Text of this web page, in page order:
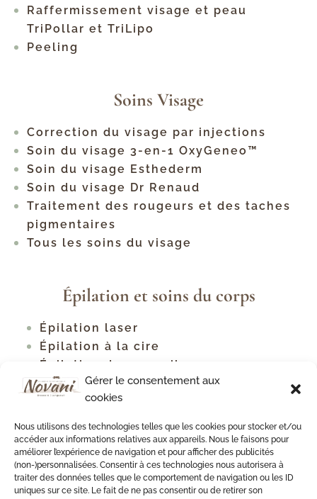
Gérer le consentement aux
cookies
Nous utilisons des technologies telles que les cookies pour stocker et/ou
accéder aux informations relatives aux appareils. Nous le faisons pour
améliorer l’expérience de navigation et pour afficher des publicités
(non-)personnalisées. Consentir à ces technologies nous autorisera à
traiter des données telles que le comportement de navigation ou les ID
uniques sur ce site. Le fait de ne pas consentir ou de retirer son
Raffermissement visage et peau
TriPollar et TriLipo
Peeling
Soins Visage
Correction du visage par injections
Soin du visage 3-en-1 OxyGeneo™
Soin du visage Esthederm
Soin du visage Dr Renaud
Traitement des rougeurs et des taches
pigmentaires
Tous les soins du visage
Épilation et soins du corps
Épilation laser
Épilation à la cire
Épilation des sourcils
Tous les types d'épilation
Traitement contre la cellulite
Raffermissement corporel
Soins du cou et du décolleté
Soin du dos
Soin du dos antiacné